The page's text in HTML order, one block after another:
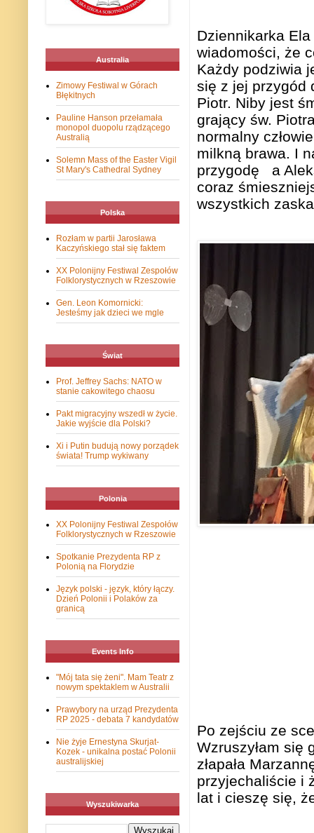
Dziennikarka
wiadomości, że
Każdy podziwia
się z jej przygód
Piotr. Niby jest
grający św.
normalny
milkną brawa. I
przygodę
a
coraz
wszystkich
Po zejściu ze
Wzruszyłam się
złapała
przyjechaliście i
lat i cieszę się,
Australia
Zimowy Festiwal w Górach
Błękitnych
Pauline Hanson przełamała
monopol duopolu rządzącego
Australią
Solemn Mass of the Easter Vigil
St Mary's Cathedral Sydney
Polska
Rozłam w partii Jarosława
Kaczyńskiego stał się faktem
XX Polonijny Festiwal Zespołów
Folklorystycznych w Rzeszowie
Gen. Leon Komornicki:
Jesteśmy jak dzieci we mgle
Świat
Prof. Jeffrey Sachs: NATO w
stanie cakowitego chaosu
Pakt migracyjny wszedł w życie.
Jakie wyjście dla Polski?
Xi i Putin budują nowy porządek
świata! Trump wykiwany
Polonia
XX Polonijny Festiwal Zespołów
Folklorystycznych w Rzeszowie
Spotkanie Prezydenta RP z
Polonią na Florydzie
Język polski - język, który łączy.
Dzień Polonii i Polaków za
granicą
Events Info
"Mój tata się żeni". Mam Teatr z
nowym spektaklem w Australii
Prawybory na urząd Prezydenta
RP 2025 - debata 7 kandydatów
Nie żyje Ernestyna Skurjat-
Kozek - unikalna postać Polonii
australijskiej
Wyszukiwarka